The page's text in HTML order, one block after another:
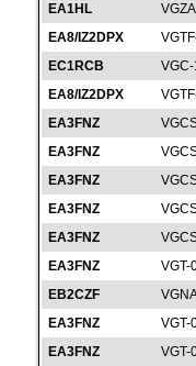
EA1HL
EA8/IZ2DPX
EC1RCB
EA8/IZ2DPX
EA3FNZ
EA3FNZ
EA3FNZ
EA3FNZ
EA3FNZ
EA3FNZ
VGT-
EB2CZF
EA3FNZ
VGT-
EA3FNZ
VGT-